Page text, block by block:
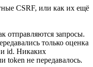
CSRF, или как их ещё
отправляются запросы.
только оценка
и id. Никаких
token не передавалось.